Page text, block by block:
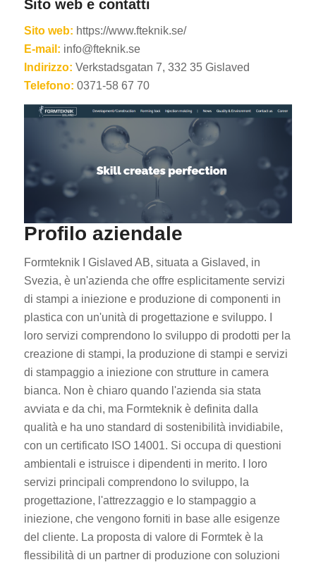
Sito web e contatti
Sito web: https://www.fteknik.se/
E-mail: info@fteknik.se
Indirizzo: Verkstadsgatan 7, 332 35 Gislaved
Telefono: 0371-58 67 70
Profilo aziendale
Formteknik I Gislaved AB, situata a Gislaved, in
Svezia, è un'azienda che offre esplicitamente servizi
di stampi a iniezione e produzione di componenti in
plastica con un'unità di progettazione e sviluppo. I
loro servizi comprendono lo sviluppo di prodotti per la
creazione di stampi, la produzione di stampi e servizi
di stampaggio a iniezione con strutture in camera
bianca. Non è chiaro quando l'azienda sia stata
avviata e da chi, ma Formteknik è definita dalla
qualità e ha uno standard di sostenibilità invidiabile,
con un certificato ISO 14001. Si occupa di questioni
ambientali e istruisce i dipendenti in merito. I loro
servizi principali comprendono lo sviluppo, la
progettazione, l'attrezzaggio e lo stampaggio a
iniezione, che vengono forniti in base alle esigenze
del cliente. La proposta di valore di Formtek è la
flessibilità di un partner di produzione con soluzioni